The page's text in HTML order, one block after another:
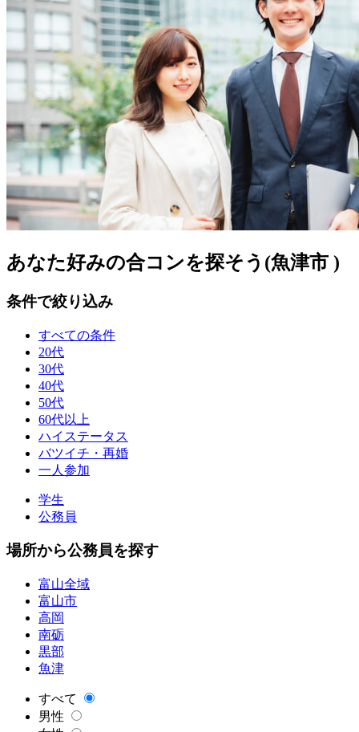
あなた好みの合コンを探そう(魚津市 )
条件で絞り込み
すべての条件
20代
30代
40代
50代
60代以上
ハイステータス
バツイチ・再婚
一人参加
学生
公務員
場所から公務員を探す
富山全域
富山市
高岡
南砺
黒部
魚津
すべて
男性